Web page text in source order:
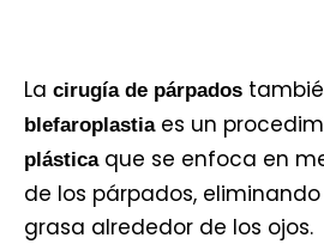
La cirugía de párpados
blefaroplastiaes un
plásticaque se enfoca en
de los párpados,
grasa alrededor de los ojos.